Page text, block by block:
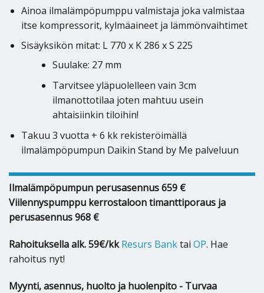
Ainoa ilmalämpöpumppu valmistaja joka valmistaa
itse kompressorit, kylmäaineet ja lämmönvaihtimet
Sisäyksikön mitat: L 770 x K 286 x S 225
Suulake: 27 mm
Tarvitsee yläpuolelleen vain 3cm
ilmanottotilaa joten mahtuu usein
ahtaisiinkin tiloihin!
Takuu 3 vuotta + 6 kk rekisteröimällä
ilmalämpöpumpun Daikin Stand by Me palveluun
Ilmalämpöpumpun perusasennus 659 €
Viilennyspumppu kerrostaloon timanttiporaus ja
perusasennus 968 €
Rahoituksella alk. 59€/kk Resurs Banktai OP. Hae
rahoitus nyt!
Myynti, asennus, huolto ja huolenpito - Turvaa